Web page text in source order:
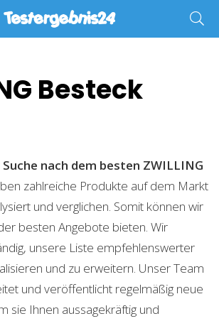
Besteck
nach dem besten ZWILLING
zahlreiche Produkte auf dem Markt
und verglichen. Somit können wir
besten Angebote bieten. Wir
unsere Liste empfehlenswerter
und zu erweitern. Unser Team
und veröffentlicht regelmäßig neue
sie Ihnen aussagekräftig und